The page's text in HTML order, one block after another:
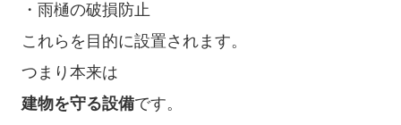
・雨樋の破損防止
これらを目的に設置されます。
つまり本来は
建物を守る設備です。